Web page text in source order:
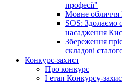
професії"
Мовне обличчя
SOS: Здолаємо
насадження
Збереження
складові
Конкурс-захист
Про конкурс
І етап Конкурсу-